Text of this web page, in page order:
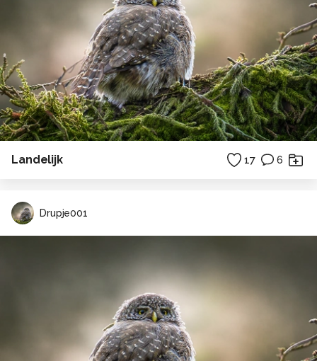
Landelijk 17 6
Drupje001